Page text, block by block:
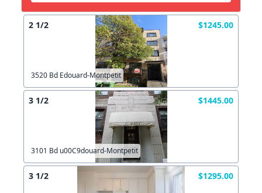
2 1/2 $1245.00
3520 Bd Edouard-Montpetit
3 1/2 $1445.00
3101 Bd u00C9douard-Montpetit
3 1/2 $1295.00